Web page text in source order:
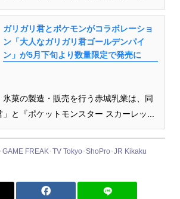
ガリガリ君とポケモンがコラボレーショ
ン「大人なガリガリ君ゴールデンパイ
ン」が5月下旬より数量限定で発売に
氷菓の製造・販売を行う赤城乳業は、同
と『ポケットモンスター スカーレッ...
FREAK･TV Tokyo･ShoPro･JR Kikaku